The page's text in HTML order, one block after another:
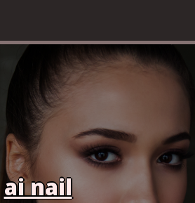
ai nail